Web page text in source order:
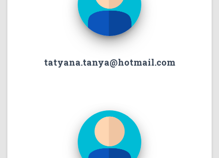
tatyana.tanya@hotmail.com